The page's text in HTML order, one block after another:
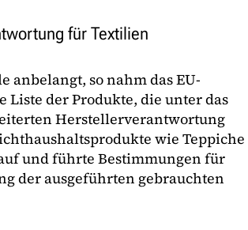
für Textilien
anbelangt, so nahm das EU-
Liste der Produkte, die unter das
Herstellerverantwortung
wie Teppiche
und führte Bestimmungen für
der ausgeführten gebrauchten